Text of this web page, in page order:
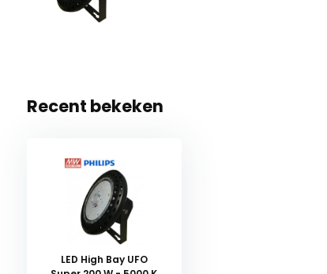
Recent bekeken
LED High Bay UFO